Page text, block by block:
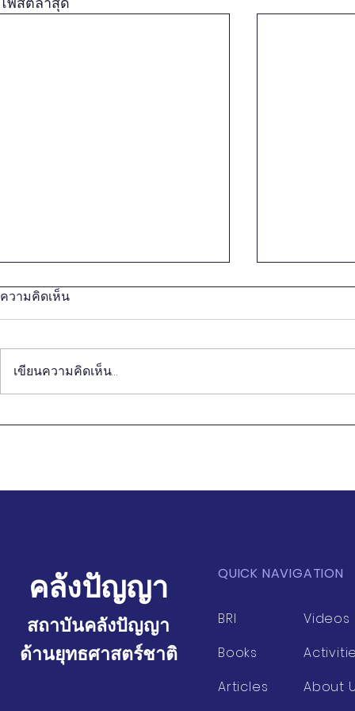
วิถีชีวิตของคนจีนรุ่นใหม่ กับ
การปฏิวัติทุ
ความคิดเห็น
เขียนความคิดเห็น…
คลังปัญญา
สถาบันคลังปัญญา
ด้านยุทธศาสตร์ชาติ
QUICK NAVIGATION
BRI
Books
Articles
Videos
About